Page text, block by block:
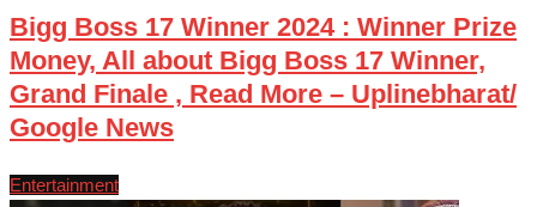
Bigg Boss 17 Winner 2024 : Winner Prize
Money, All about Bigg Boss 17 Winner,
Grand Finale , Read More – Uplinebharat/
Google News
Entertainment